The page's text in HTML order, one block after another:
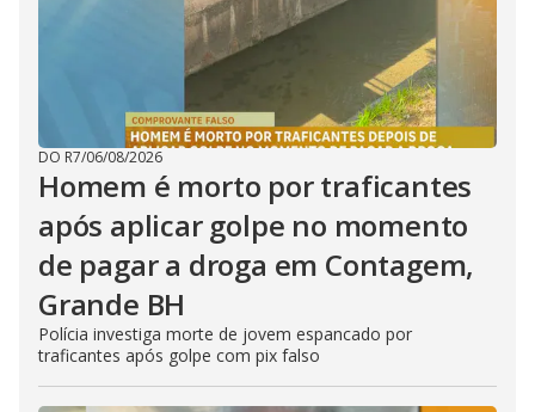
DO R7/06/08/2026
Homem é morto por traficantes
após aplicar golpe no momento
de pagar a droga em Contagem,
Grande BH
Polícia investiga morte de jovem espancado por
traficantes após golpe com pix falso